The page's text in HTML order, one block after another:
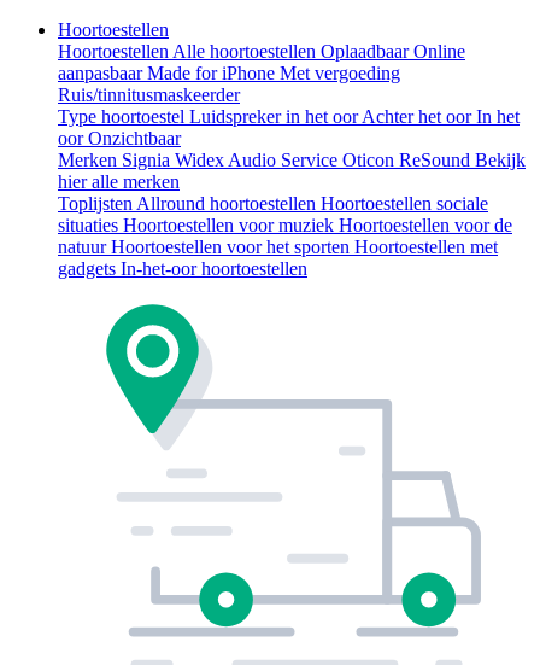
Hoortoestellen
Hoortoestellen Alle hoortoestellen OplaadbaarOnline
aanpasbaarMade for iPhone Met vergoeding
Ruis/tinnitusmaskeerder
Type hoortoestel Luidspreker in het oorAchter het oorIn het
oorOnzichtbaar
Merken Signia Widex Audio Service Oticon ReSound Bekijk
hier alle merken
Toplijsten Allround hoortoestellen Hoortoestellen sociale
situaties Hoortoestellen voor muziek Hoortoestellen voor de
natuurHoortoestellen voor het sporten Hoortoestellen met
gadgets In-het-oor hoortoestellen